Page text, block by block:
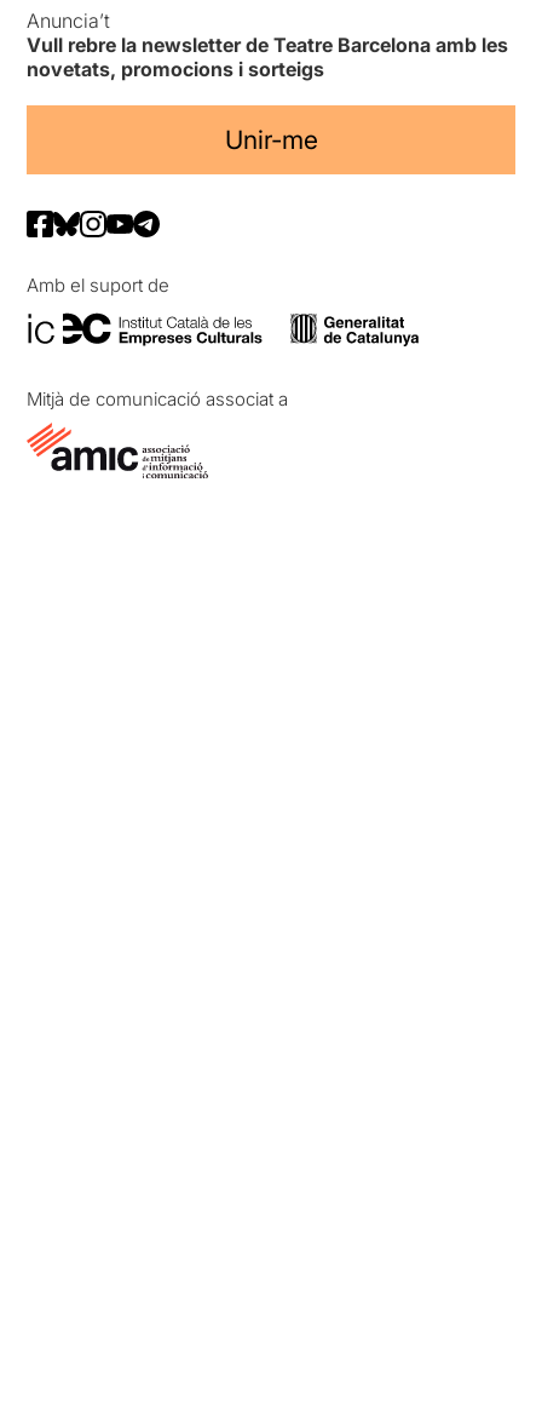
Anuncia’t
Vull rebre la newsletter de Teatre Barcelona amb les
novetats, promocions i sorteigs
Unir-me
Amb el suport de
Mitjà de comunicació associat a